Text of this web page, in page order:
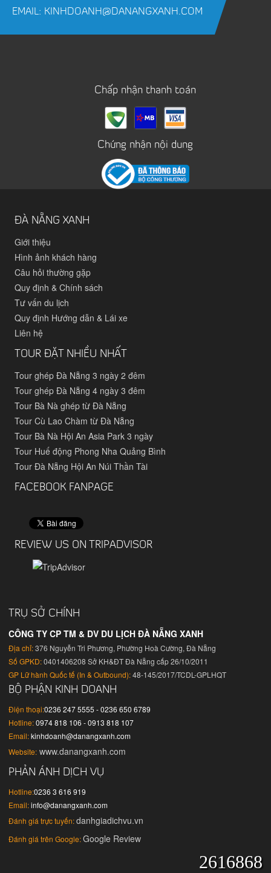
EMAIL: KINHDOANH@DANANGXANH.COM
Chấp nhận thanh toán
Chứng nhận nội dung
ĐÀ NẴNG XANH
Giới thiệu
Hình ảnh khách hàng
Câu hỏi thường gặp
Quy định & Chính sách
Tư vấn du lịch
Quy định Hướng dẫn & Lái xe
Liên hệ
TOUR ĐẶT NHIỀU NHẤT
Tour ghép Đà Nẵng 3 ngày 2 đêm
Tour ghép Đà Nẵng 4 ngày 3 đêm
Tour Bà Nà ghép từ Đà Nẵng
Tour Cù Lao Chàm từ Đà Nẵng
Tour Bà Nà Hội An Asia Park 3 ngày
Tour Huế động Phong Nha Quảng Bình
Tour Đà Nẵng Hội An Núi Thần Tài
FACEBOOK FANPAGE
REVIEW US ON TRIPADVISOR
TRỤ SỞ CHÍNH
CÔNG TY CP TM & DV DU LỊCH ĐÀ NẴNG XANH
Địa chỉ:376 Nguyễn Tri Phương, Phường Hoà Cường, Đà Nẵng
Số GPKD:0401406208 Sở KH&ĐT Đà Nẵng cấp 26/10/2011
GP Lữ hành Quốc tế (In & Outbound):48-145/2017/TCDL-GPLHQT
BỘ PHẬN KINH DOANH
Điện thoại:0236 247 5555 - 0236 650 6789
Hotline: 0974 818 106 - 0913 818 107
Email: kinhdoanh@danangxanh.com
Website: www.danangxanh.com
PHẢN ÁNH DỊCH VỤ
Hotline:0236 3 616 919
Email: info@danangxanh.com
Đánh giá trực tuyến:danhgiadichvu.vn
Đánh giá trên Google: Google Review
2616868